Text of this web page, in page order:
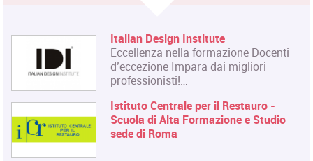
Italian Design Institute
Eccellenza nella formazione Docenti
d’eccezione Impara dai migliori
professionisti!…
Istituto Centrale per il Restauro -
Scuola di Alta Formazione e Studio
sede di Roma